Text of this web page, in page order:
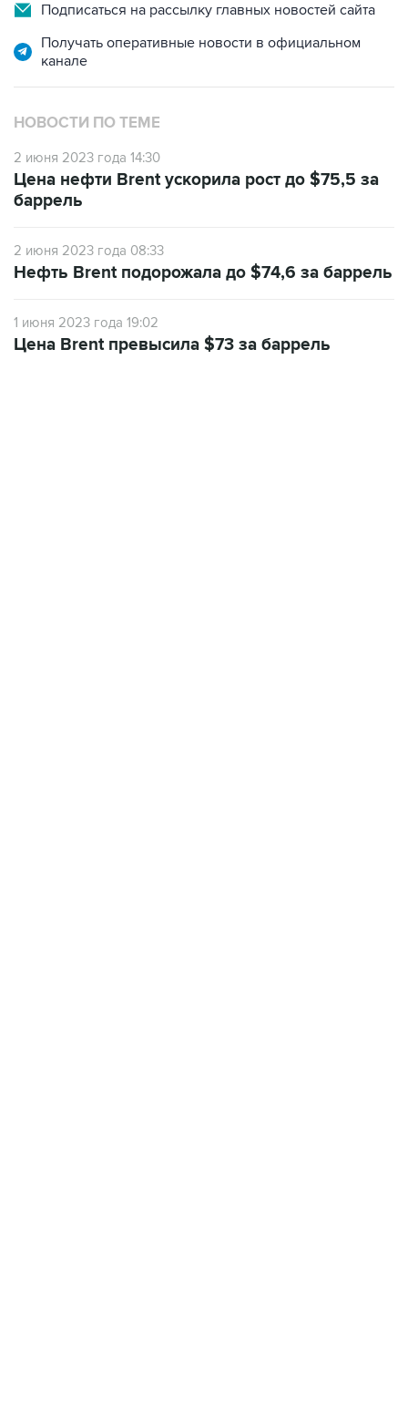
Подписаться на рассылку главных новостей сайта
Получать оперативные новости в официальном
канале
НОВОСТИ ПО ТЕМЕ
2 июня 2023 года 14:30
Цена нефти Brent ускорила рост до $75,5 за
баррель
2 июня 2023 года 08:33
Нефть Brent подорожала до $74,6 за баррель
1 июня 2023 года 19:02
Цена Brent превысила $73 за баррель